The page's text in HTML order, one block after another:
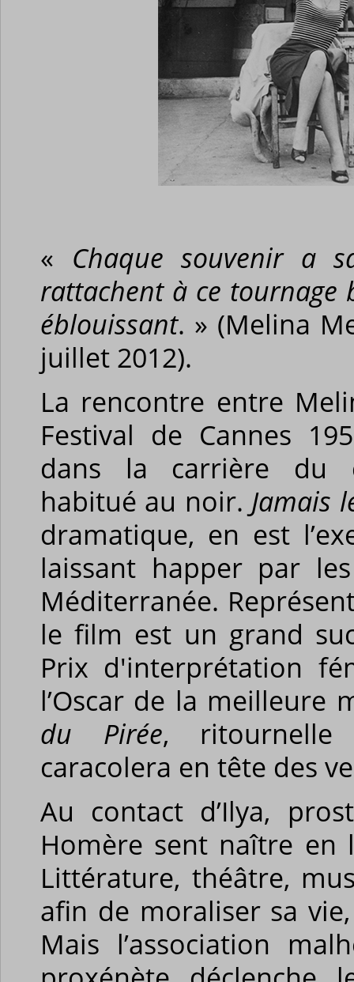
« Chaque souvenir a
rattachent à ce
éblouissant. » (Melina
juillet 2012).
La rencontre entre
Festival de Cannes
dans la carrière du
habitué au noir. Jamais
dramatique, en est
laissant happer par
Méditerranée.
le film est un grand
Prix d'interprétation
l’Oscar de la meilleure
du Pirée, ritournelle
caracolera en tête des
Au contact d’Ilya,
Homère sent naître en
Littérature, théâtre,
afin de moraliser sa
Mais l’association